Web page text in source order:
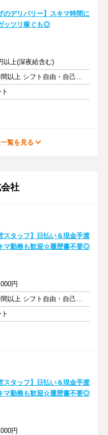
のデリバリー】スキマ時間に
ッツリ稼ぐも◎
以上(深夜給含む)
週1日以上 1日3時間以上 シフト自由・自己申告
覧を見る
社
スタッフ】日払い＆現金手渡
マ勤務も歓迎☆履歴書不要◎
円
週1日以上 1日3時間以上 シフト自由・自己申告
スタッフ】日払い＆現金手渡
マ勤務も歓迎☆履歴書不要◎
円